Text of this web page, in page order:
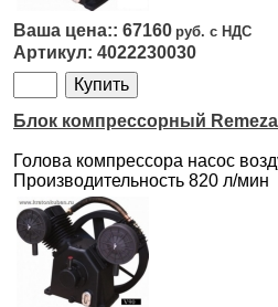
67160
4022230030
Блок компрессорный Remeza
Голова компрессора насос
Производительность 820 л/мин